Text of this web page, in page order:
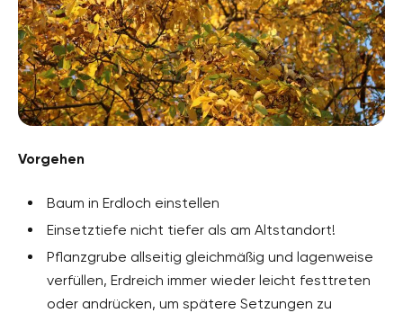
Vorgehen
Baum in Erdloch einstellen
Einsetztiefe nicht tiefer als am Altstandort!
Pflanzgrube allseitig gleichmäßig und lagenweise
verfüllen, Erdreich immer wieder leicht festtreten
oder andrücken, um spätere Setzungen zu